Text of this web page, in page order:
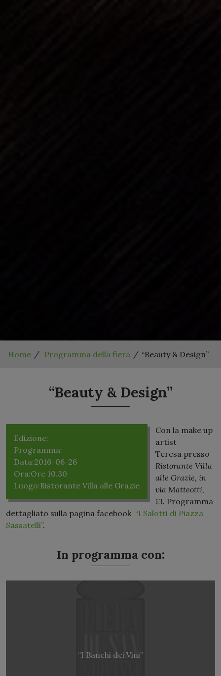
Home Programma della fiera “Beauty & Design”
“Beauty & Design”
Edizione:
Programma:
Data:2016-06-26
Ora:Ore 10.30
Luogo:Ristorante Villa alle Grazie
Con la make up
artist
Teresa presso
Ristorante Villa
alle Grazie, in
via Matteotti,
13. Programma
dettagliato sulla pagina facebook “I Salotti di Piazza
Sassatelli”.
In programma con:
“I Banchi dei Vini”